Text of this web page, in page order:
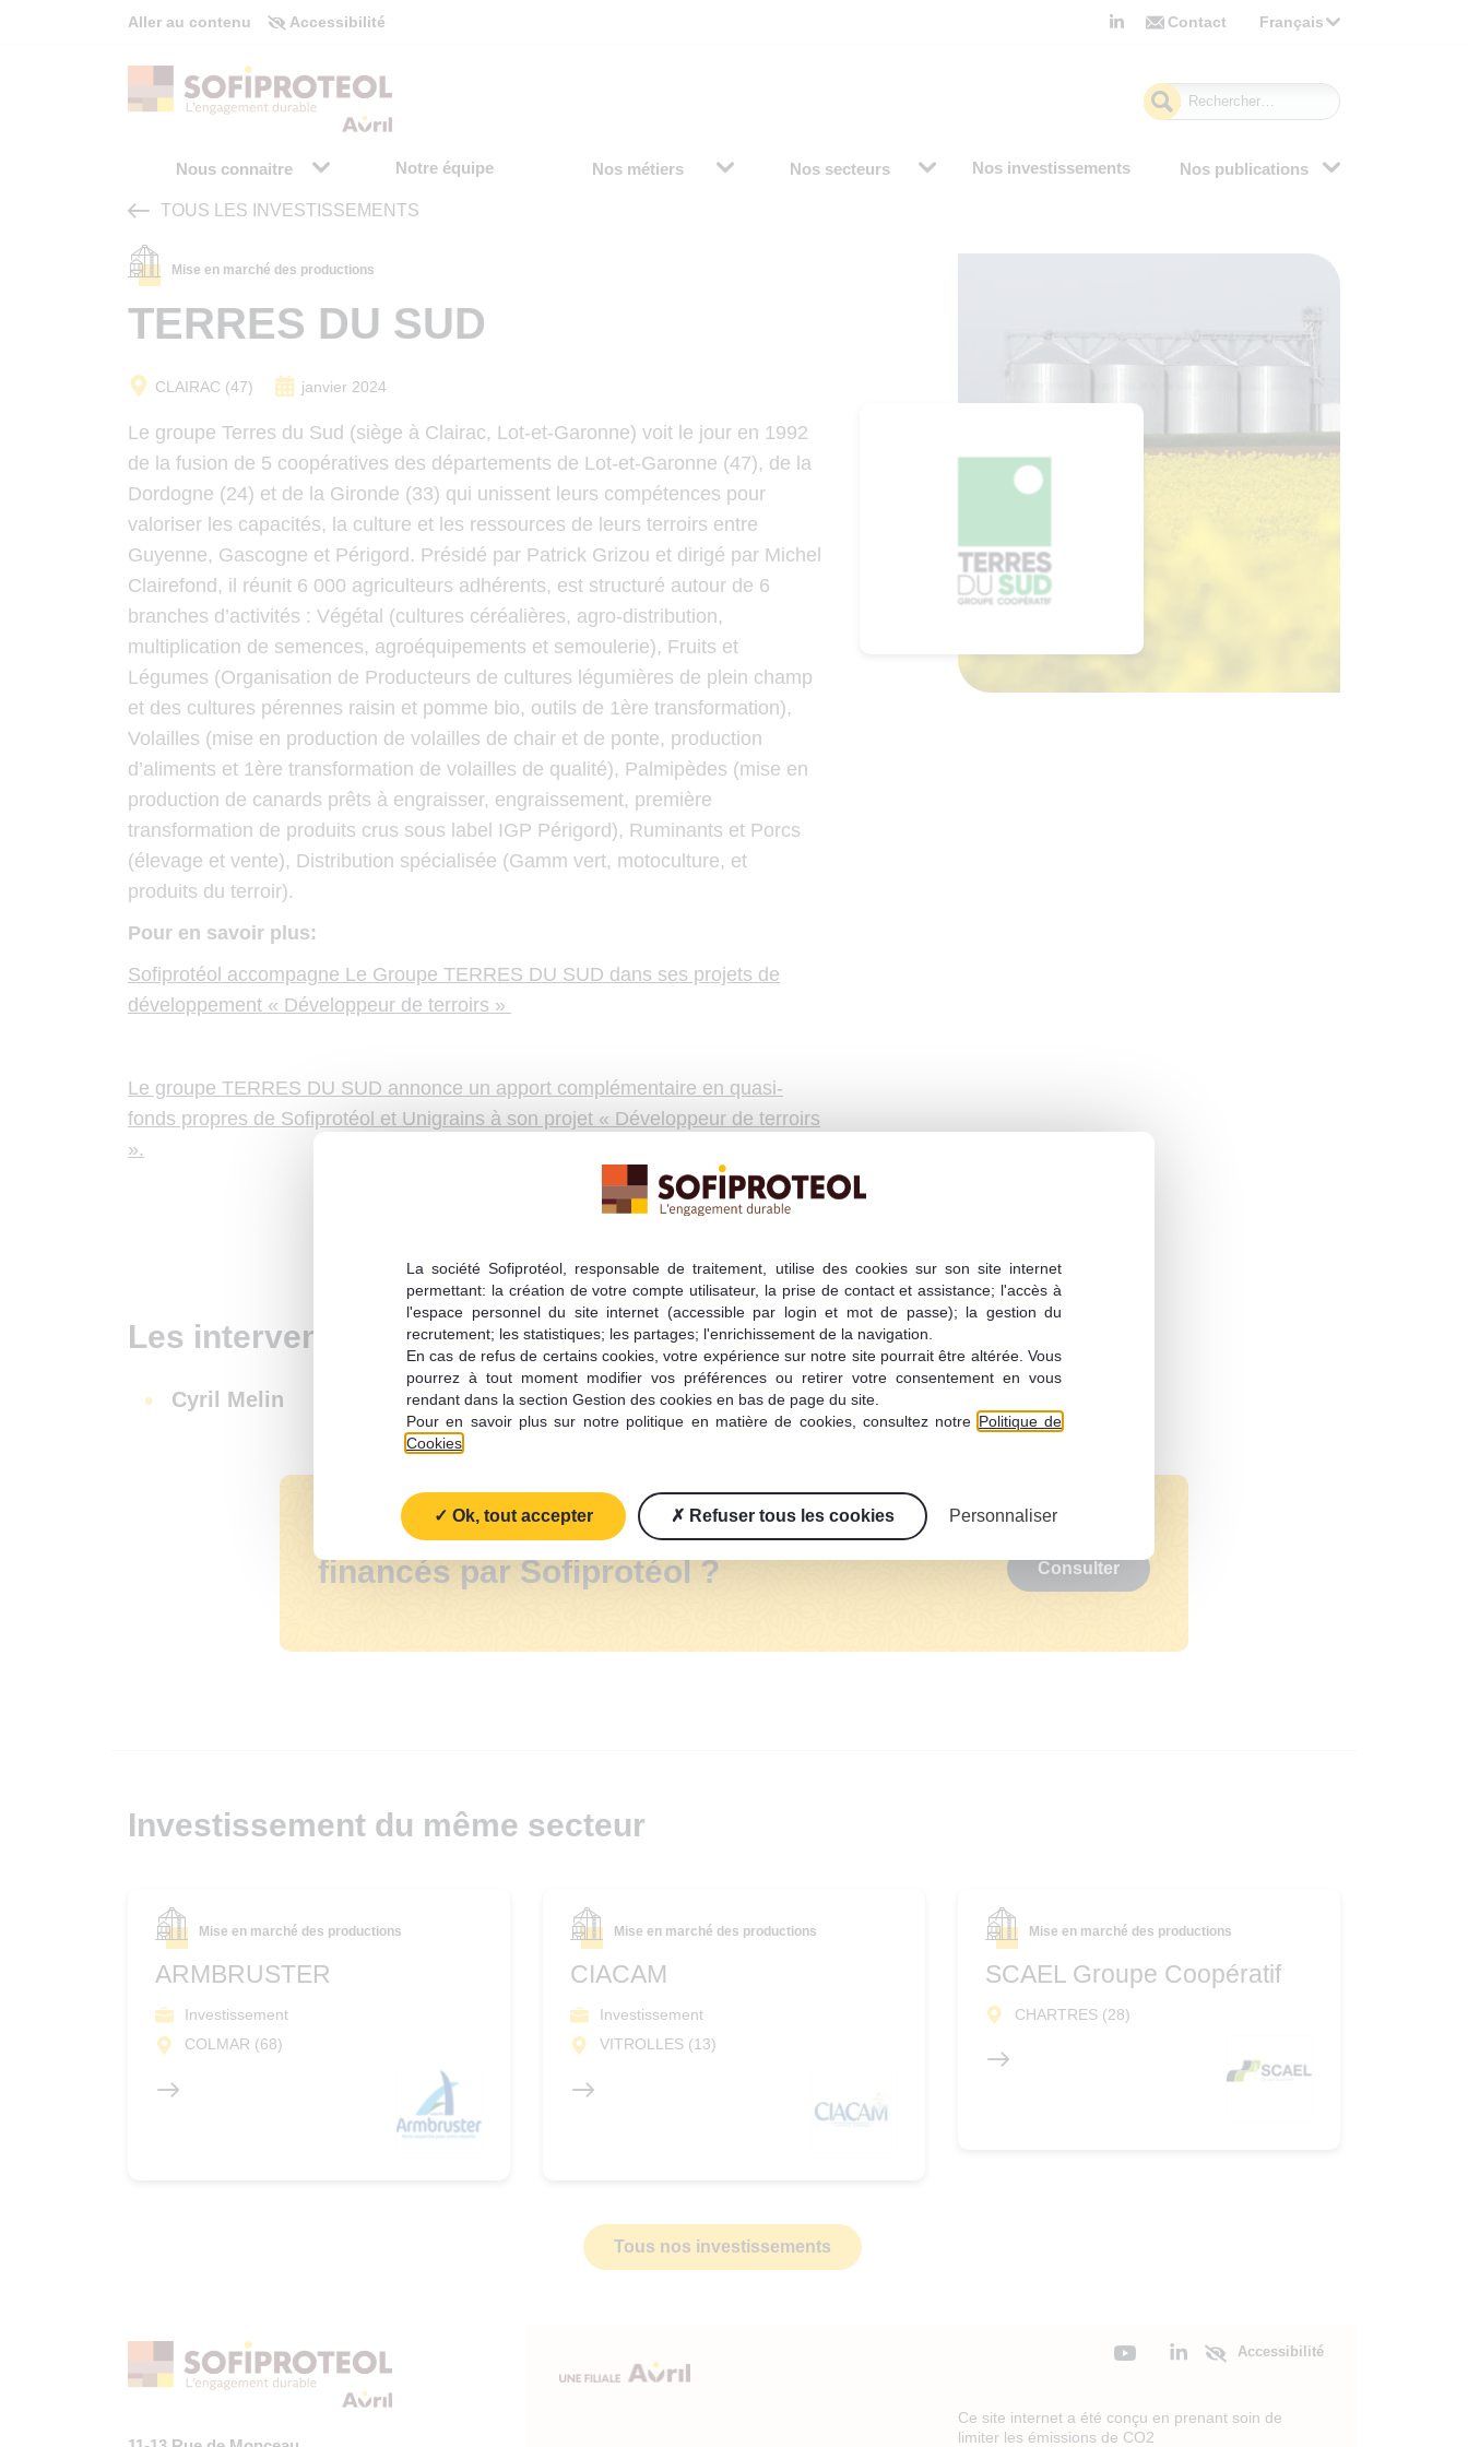
La société Sofiprotéol, responsable de traitement, utilise des cookies sur son site internet
permettant: la création de votre compte utilisateur, la prise de contact et assistance; l'accès à
l'espace personnel du site internet (accessible par login et mot de passe); la gestion du
recrutement; les statistiques; les partages; l'enrichissement de la navigation.
En cas de refus de certains cookies, votre expérience sur notre site pourrait être altérée. Vous
pourrez à tout moment modifier vos préférences ou retirer votre consentement en vous
rendant dans la section Gestion des cookies en bas de page du site.
Pour en savoir plus sur notre politique en matière de cookies, consultez notre Politique de
Cookies
Ok, tout accepter Refuser tous les cookies Personnaliser
Aller au contenu Accessibilité Contact Français
Rechercher :
Nous connaitre Notre équipe Nos métiers Nos secteurs Nos investissements Nos publications
TOUS LES INVESTISSEMENTS
Mise en marché des productions
TERRES DU SUD
CLAIRAC (47) janvier 2024
Le groupe Terres du Sud (siège à Clairac, Lot-et-Garonne) voit le jour en 1992
de la fusion de 5 coopératives des départements de Lot-et-Garonne (47), de la
Dordogne (24) et de la Gironde (33) qui unissent leurs compétences pour
valoriser les capacités, la culture et les ressources de leurs terroirs entre
Guyenne, Gascogne et Périgord. Présidé par Patrick Grizou et dirigé par Michel
Clairefond, il réunit 6 000 agriculteurs adhérents, est structuré autour de 6
branches d’activités : Végétal (cultures céréalières, agro-distribution,
multiplication de semences, agroéquipements et semoulerie), Fruits et
Légumes (Organisation de Producteurs de cultures légumières de plein champ
et des cultures pérennes raisin et pomme bio, outils de 1ère transformation),
Volailles (mise en production de volailles de chair et de ponte, production
d’aliments et 1ère transformation de volailles de qualité), Palmipèdes (mise en
production de canards prêts à engraisser, engraissement, première
transformation de produits crus sous label IGP Périgord), Ruminants et Porcs
(élevage et vente), Distribution spécialisée (Gamm vert, motoculture, et
produits du terroir).
Pour en savoir plus:
Sofiprotéol accompagne Le Groupe TERRES DU SUD dans ses projets de
développement « Développeur de terroirs »
Le groupe TERRES DU SUD annonce un apport complémentaire en quasi-
fonds propres de Sofiprotéol et Unigrains à son projet « Développeur de terroirs
».
Les intervenants sur l'opération
Cyril Melin
Quelle est la nature des projets
financés par Sofiprotéol ?
Consulter
Investissement du même secteur
ARMBRUSTER
Mise en marché des productions
Investissement
COLMAR (68)
CIACAM
Mise en marché des productions
Investissement
VITROLLES (13)
SCAEL Groupe Coopératif
Mise en marché des productions
CHARTRES (28)
Tous nos investissements
Accessibilité
Ce site internet a été conçu en prenant soin de
limiter les émissions de CO2